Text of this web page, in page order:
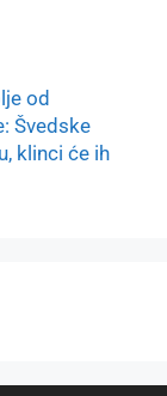
od
Švedske
klinci će ih